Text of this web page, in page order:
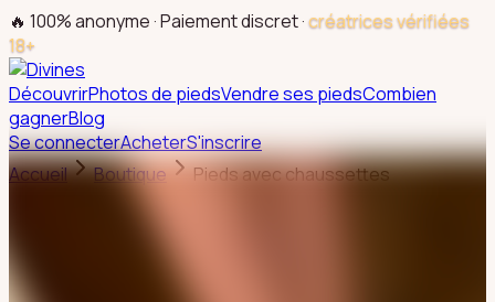
🔥 100% anonyme · Paiement discret ·créatrices vérifiées
18+
DécouvrirPhotos de piedsVendre ses piedsCombien
gagnerBlog
Se connecterAcheterS'inscrire
Accueil
Boutique Pieds avec chaussettes